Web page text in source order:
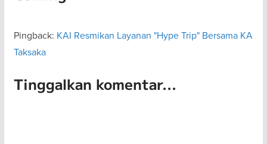
Pingback: KAI Resmikan Layanan "Hype Trip" Bersama KA
Taksaka
Tinggalkan komentar...